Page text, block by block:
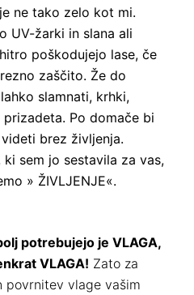
ne tako zelo kot mi.
UV-žarki in slana ali
poškodujejo lase, če
zaščito. Že do
slamnati, krhki,
Po domače bi
brez življenja.
sem jo sestavila za vas,
» ŽIVLJENJE«.
potrebujejo je VLAGA,
VLAGA! Zato za
povrnitev vlage vašim